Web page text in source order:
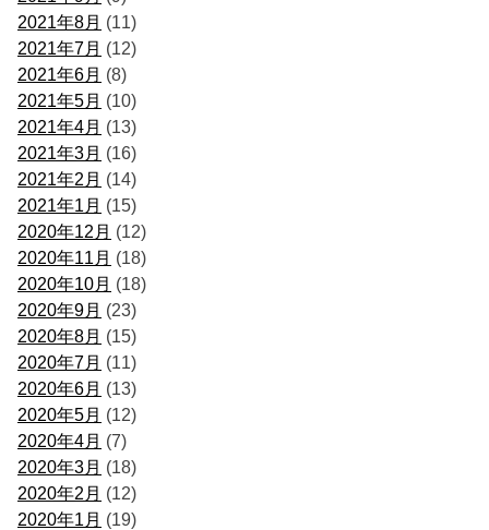
2021年8月 (11)
2021年7月 (12)
2021年6月 (8)
2021年5月 (10)
2021年4月 (13)
2021年3月 (16)
2021年2月 (14)
2021年1月 (15)
2020年12月 (12)
2020年11月 (18)
2020年10月 (18)
2020年9月 (23)
2020年8月 (15)
2020年7月 (11)
2020年6月 (13)
2020年5月 (12)
2020年4月 (7)
2020年3月 (18)
2020年2月 (12)
2020年1月 (19)